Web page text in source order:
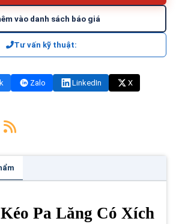
vào danh sách báo giá
Tư vấn kỹ thuật:
Zalo LinkedIn
X
Pa Lăng Có Xích